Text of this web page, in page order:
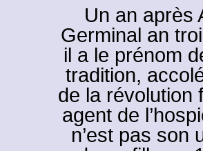
Un an après
Germinal an
il a le prénom
tradition,
de la révolution
agent de
n’est pas son